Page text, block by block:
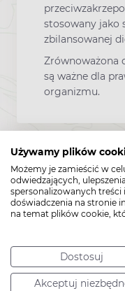
Używamy plików
Możemy je zamieścić w
odwiedzających,
spersonalizowanych treści
doświadczenia na stronie
na temat plików cookie,
Dostosuj
Akceptuj
stosowany jako
zbilansowanej
Zrównoważona
są ważne dla
organizmu.
Zawartość
Kartonik
Producent: